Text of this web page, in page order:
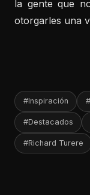
la gente que
otorgarles una
#Inspiración
#Destacados
#Richard Turere